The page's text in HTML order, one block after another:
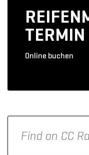
TERMIN
Online buchen